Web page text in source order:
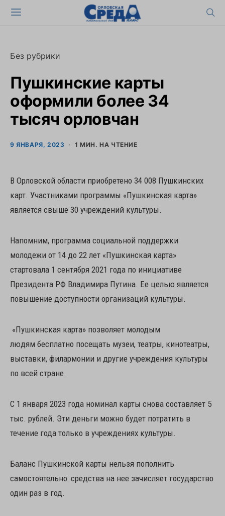
Без рубрики
Пушкинские карты
оформили более 34
тысяч орловчан
9 ЯНВАРЯ, 2023 1 МИН. НА ЧТЕНИЕ
В Орловской области приобретено 34 008 Пушкинских
карт. Участниками программы «Пушкинская карта»
является свыше 30 учреждений культуры.
Напомним, программа социальной поддержки
молодежи от 14 до 22 лет «Пушкинская карта»
стартовала 1 сентября 2021 года по инициативе
Президента РФ Владимира Путина. Ее целью является
повышение доступности организаций культуры.
«Пушкинская карта» позволяет молодым
людям бесплатно посещать музеи, театры, кинотеатры,
выставки, филармонии и другие учреждения культуры
по всей стране.
С 1 января 2023 года номинал карты снова составляет 5
тыс. рублей. Эти деньги можно будет потратить в
течение года только в учреждениях культуры.
Баланс Пушкинской карты нельзя пополнить
самостоятельно: средства на нее зачисляет государство
один раз в год.